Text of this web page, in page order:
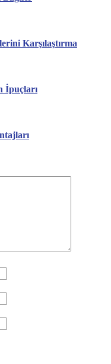
Karşılaştırma
İpuçları